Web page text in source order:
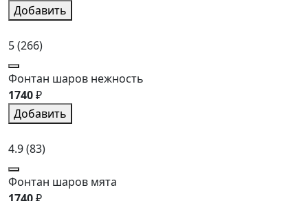
Добавить
5(266)
Фонтан шаров нежность
1740₽
Добавить
4.9(83)
Фонтан шаров мята